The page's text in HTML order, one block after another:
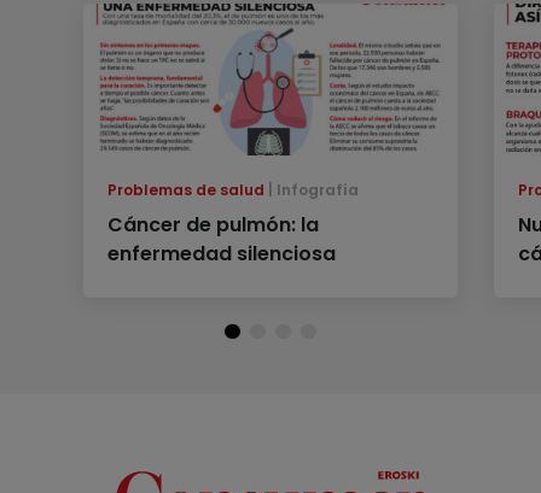
Problemas de salud Infografía
Cáncer de pulmón: la
enfermedad silenciosa